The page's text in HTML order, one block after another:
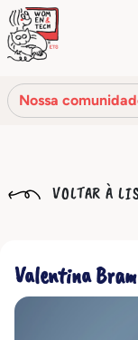
Nossa
VOLTAR À
Valentina